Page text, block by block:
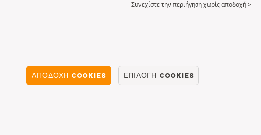
Συνεχίστε την περιήγηση χωρίς αποδοχή >
ΑΠΟΔΟΧΉ COOKIES ΕΠΙΛΟΓΉ COOKIES